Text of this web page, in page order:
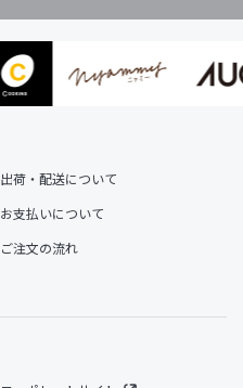
出荷・配送について
お支払いについて
ご注文の流れ